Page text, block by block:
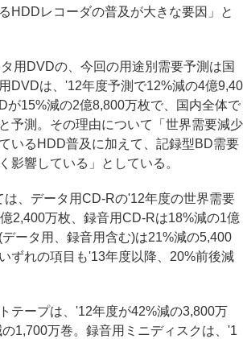
HDDレコーダの普及が大きな要因」と
用DVDの、今回の用途別需要予測は国
DVDは、'12年度予測で12%減の4億9,40
が15%減の2億8,800万枚で、国内全体で
予測。その理由について「世界需要減少
いるHDD普及に加えて、記録型BD需要
影響している」としている。
、データ用CD-Rの'12年度の世界需要
2,400万枚、録音用CD-Rは18%減の1億
ータ用、録音用含む)は21%減の5,400
ずれの項目も'13年度以降、20%前後減
テープは、'12年度が42%減の3,800万
1,700万巻。録音用ミニディスクは、'1